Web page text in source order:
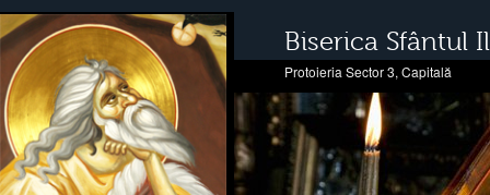
Biserica Sfântul
Protoieria Sector 3, Capitală